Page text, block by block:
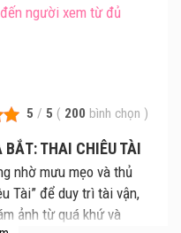
5 / 5 ( 200 bình chọn )
BẮT: THAI CHIÊU TÀI
nhờ mưu mẹo và thủ
Tài” để duy trì tài vận,
ảnh từ quá khứ và
người xem từ đủ